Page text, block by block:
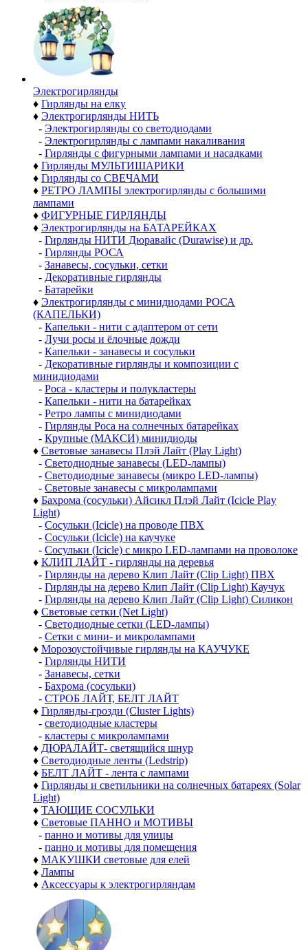
Электро­гирлянды
♦ Гирлянды на елку
♦ Электрогирлянды НИТЬ
- Электрогирлянды со светодиодами
- Электрогирлянды с лампами накаливания
- Гирлянды с фигурными лампами и насадками
♦ Гирлянды МУЛЬТИШАРИКИ
♦ Гирлянды со СВЕЧАМИ
♦ РЕТРО ЛАМПЫ электрогирлянды с большими
лампами
♦ ФИГУРНЫЕ ГИРЛЯНДЫ
♦ Электрогирлянды на БАТАРЕЙКАХ
- Гирлянды НИТИ Дюравайс (Durawise) и др.
- Гирлянды РОСА
- Занавесы, сосульки, сетки
- Декоративные гирлянды
- Батарейки
♦ Электрогирлянды с минидиодами РОСА
(КАПЕЛЬКИ)
- Капельки - нити с адаптером от сети
- Лучи росы и ёлочные дожди
- Капельки - занавесы и сосульки
- Декоративные гирлянды и композиции с
минидиодами
- Роса - кластеры и полукластеры
- Капельки - нити на батарейках
- Ретро лампы с минидиодами
- Гирлянды Роса на солнечных батарейках
- Крупные (МАКСИ) минидиоды
♦ Световые занавесы Плэй Лайт (Play Light)
- Светодиодные занавесы (LED-лампы)
- Светодиодные занавесы (микро LED-лампы)
- Световые занавесы с микролампами
♦ Бахрома (сосульки) Айсикл Плэй Лайт (Icicle Play
Light)
- Сосульки (Icicle) на проводе ПВХ
- Сосульки (Icicle) на каучуке
- Сосульки (Icicle) с микро LED-лампами на проволоке
♦ КЛИП ЛАЙТ - гирлянды на деревья
- Гирлянды на дерево Клип Лайт (Clip Light) ПВХ
- Гирлянды на дерево Клип Лайт (Clip Light) Каучук
- Гирлянды на дерево Клип Лайт (Clip Light) Силикон
♦ Световые сетки (Net Light)
- Светодиодные сетки (LED-лампы)
- Сетки с мини- и микролампами
♦ Морозоустойчивые гирлянды на КАУЧУКЕ
- Гирлянды НИТИ
- Занавесы, сетки
- Бахрома (сосульки)
- СТРОБ ЛАЙТ, БЕЛТ ЛАЙТ
♦ Гирлянды-грозди (Cluster Lights)
- светодиодные кластеры
- кластеры с микролампами
♦ ДЮРАЛАЙТ- светящийся шнур
♦ Светодиодные ленты (Ledstrip)
♦ БЕЛТ ЛАЙТ - лента с лампами
♦ Гирлянды и светильники на солнечных батареях (Solar
Light)
♦ ТАЮЩИЕ СОСУЛЬКИ
♦ Световые ПАННО и МОТИВЫ
- панно и мотивы для улицы
- панно и мотивы для помещения
♦ МАКУШКИ световые для елей
♦ Лампы
♦ Аксессуары к электрогирляндам